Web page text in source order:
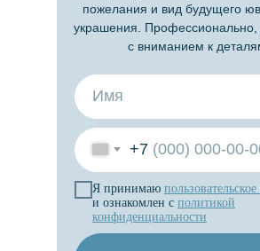
пожелания и вид будущего
украшения. Профессионально,
с вниманием к
+7
Я принимаю пользовательское
и ознакомлен с политикой
конфиденциальности